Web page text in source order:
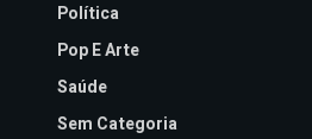
Política
Pop E Arte
Saúde
Sem Categoria